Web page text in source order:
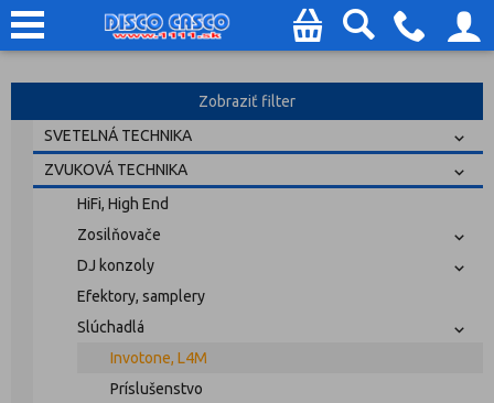
Zobraziť filter
SVETELNÁ TECHNIKA
ZVUKOVÁ TECHNIKA
HiFi, High End
Zosilňovače
DJ konzoly
Efektory, samplery
Slúchadlá
Invotone, L4M
Príslušenstvo